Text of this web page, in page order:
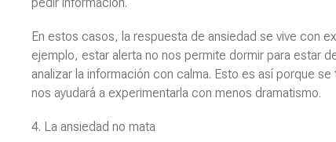
En estos casos, la respuesta de ansiedad se vive con
ejemplo, estar alerta no nos permite dormir para estar
analizar la información con calma. Esto es así porque
nos ayudará a experimentarla con menos dramatismo.
4. La ansiedad no mata